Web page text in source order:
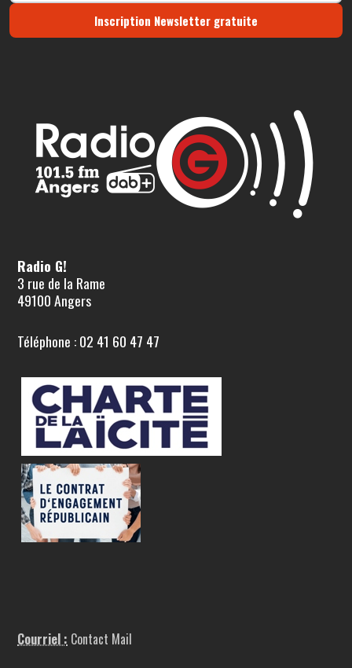
Inscription Newsletter gratuite
Radio G!
3 rue de la Rame
49100 Angers
Téléphone : 02 41 60 47 47
Courriel : Contact Mail